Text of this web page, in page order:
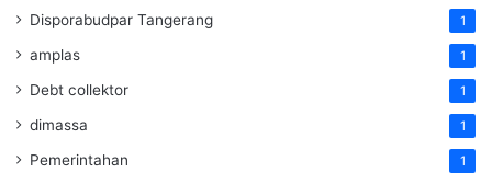
Disporabudpar Tangerang 1
amplas 1
Debt collektor 1
dimassa 1
Pemerintahan 1